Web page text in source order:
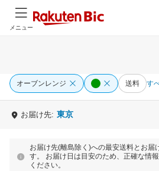
メニュー
オーブンレンジ 送料 す
お届け先: 東京
お届け先(離島除く)への最安送料とお届
す。 お届け日は目安のため、正確な情
ください。